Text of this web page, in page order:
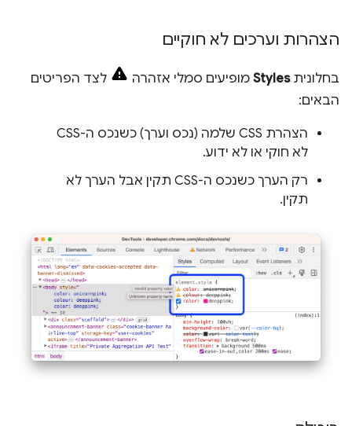
הצהרות וערכים לא חוקיים
בחלוניתStyles מופיעים סמלי אזהרה
לצד הפריטים
הבאים:
הצהרת CSS שלמה (נכס וערך) כשנכס ה-CSS
לא חוקי או לא ידוע.
רק הערך כשנכס ה-CSS תקין אבל הערך לא
תקין.